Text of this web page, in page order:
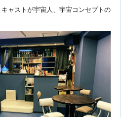
ャストが宇宙人、宇宙コンセプトの